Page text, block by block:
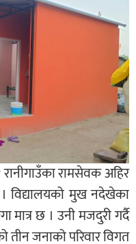
रानीगाउँका रामसेवक अहिर
विद्यालयको मुख नदेखेका
छ । उनी मजदुरी गर्दै
तीन जनाको परिवार विगत